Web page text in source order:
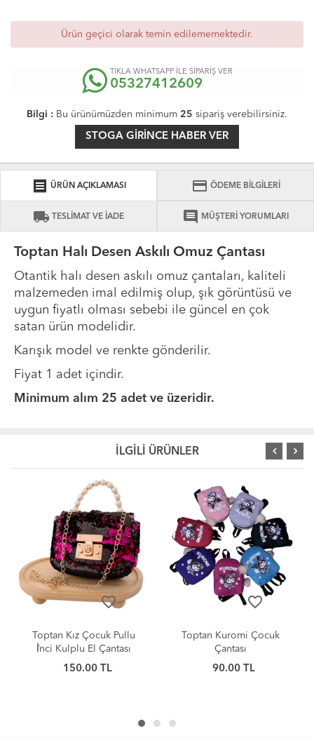
Ürün geçici olarak temin edilememektedir.
TIKLA WHATSAPP İLE SİPARİŞ VER
05327412609
Bilgi : Bu ürünümüzden minimum 25 sipariş verebilirsiniz.
STOGA GIRINCE HABER VER
receipt ÜRÜN AÇIKLAMASI credit_card ÖDEME BİLGİLERİ
local_shipping TESLİMAT VE İADE comment MÜŞTERİ YORUMLARI
Toptan Halı Desen Askılı Omuz Çantası
Otantik halı desen askılı omuz çantaları, kaliteli
malzemeden imal edilmiş olup, şık görüntüsü ve
uygun fiyatlı olması sebebi ile güncel en çok
satan ürün modelidir.
Karışık model ve renkte gönderilir.
Fiyat 1 adet içindir.
Minimum alım 25 adet ve üzeridir.
İLGİLİ ÜRÜNLER
favorite_border
Toptan Kız Çocuk Pullu
İ̇̇nci Kulplu El Çantası
150.00 TL
favorite_border
Toptan Kuromi Çocuk
Çantası
90.00 TL